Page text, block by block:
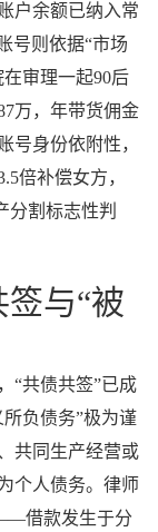
户余额已纳入常
号则依据“市场
审理一起90后
万，年带货佣金
号身份依附性，
倍补偿女方，
分割标志性判
与“被
“共债共签”已成
负债务”极为谨
共同生产经营或
个人债务。律师
借款发生于分